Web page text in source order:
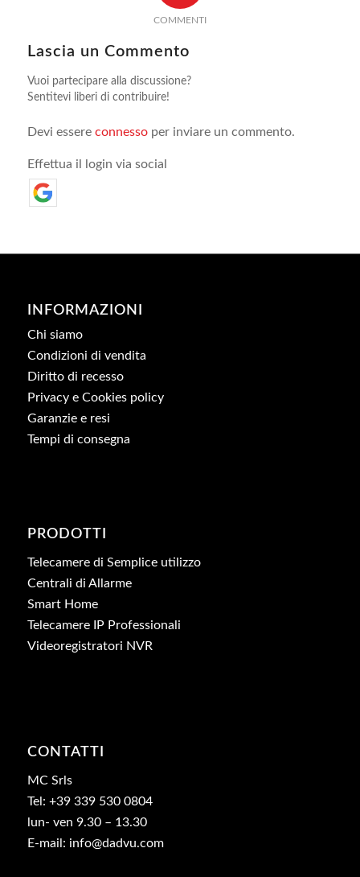
COMMENTI
Lascia un Commento
Vuoi partecipare alla discussione?
Sentitevi liberi di contribuire!
Devi essere connessoper inviare un commento.
Effettua il login via social
INFORMAZIONI
Chi siamo
Condizioni di vendita
Diritto di recesso
Privacy e Cookies policy
Garanzie e resi
Tempi di consegna
PRODOTTI
Telecamere di Semplice utilizzo
Centrali di Allarme
Smart Home
Telecamere IP Professionali
Videoregistratori NVR
CONTATTI
MC Srls
Tel: +39 339 530 0804
lun- ven 9.30 – 13.30
E-mail: info@dadvu.com